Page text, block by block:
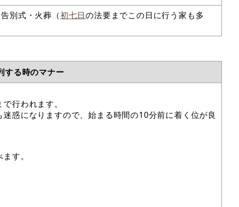
別式・火葬（初七日の法要までこの日に行う家も多
する時のマナー
行われます。
惑になりますので、始まる時間の10分前に着く位が良
す。